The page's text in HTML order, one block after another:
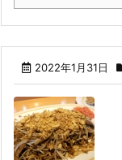
2022年1月31日